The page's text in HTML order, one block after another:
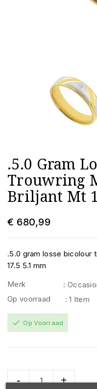
.5.0 Gram
Trouwring
Briljant Mt
€ 680,99
.5.0 gram losse bicolour
17.5 5.1 mm
Merk
:
Op voorraad
: 1 Item
check Op Voorraad